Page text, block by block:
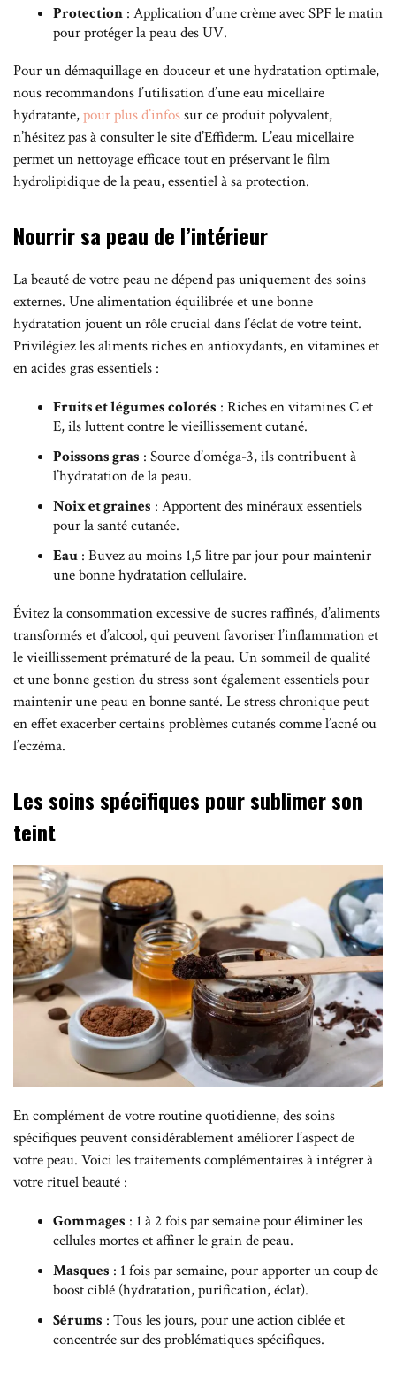
Protection : Application d’une crème avec SPF le matin
pour protéger la peau des UV.
Pour un démaquillage en douceur et une hydratation optimale,
nous recommandons l’utilisation d’une eau micellaire
hydratante,pour plus d’infossur ce produit polyvalent,
n’hésitez pas à consulter le site d’Effiderm. L’eau micellaire
permet un nettoyage efficace tout en préservant le film
hydrolipidique de la peau, essentiel à sa protection.
Nourrir sa peau de l’intérieur
La beauté de votre peau ne dépend pas uniquement des soins
externes. Une alimentation équilibrée et une bonne
hydratation jouent un rôle crucial dans l’éclat de votre teint.
Privilégiez les aliments riches en antioxydants, en vitamines et
en acides gras essentiels :
Fruits et légumes colorés : Riches en vitamines C et
E, ils luttent contre le vieillissement cutané.
Poissons gras : Source d’oméga-3, ils contribuent à
l’hydratation de la peau.
Noix et graines : Apportent des minéraux essentiels
pour la santé cutanée.
Eau : Buvez au moins 1,5 litre par jour pour maintenir
une bonne hydratation cellulaire.
Évitez la consommation excessive de sucres raffinés, d’aliments
transformés et d’alcool, qui peuvent favoriser l’inflammation et
le vieillissement prématuré de la peau. Un sommeil de qualité
et une bonne gestion du stress sont également essentiels pour
maintenir une peau en bonne santé. Le stress chronique peut
en effet exacerber certains problèmes cutanés comme l’acné ou
l’eczéma.
Les soins spécifiques pour sublimer son
teint
En complément de votre routine quotidienne, des soins
spécifiques peuvent considérablement améliorer l’aspect de
votre peau. Voici les traitements complémentaires à intégrer à
votre rituel beauté :
Gommages : 1 à 2 fois par semaine pour éliminer les
cellules mortes et affiner le grain de peau.
Masques : 1 fois par semaine, pour apporter un coup de
boost ciblé (hydratation, purification, éclat).
Sérums : Tous les jours, pour une action ciblée et
concentrée sur des problématiques spécifiques.